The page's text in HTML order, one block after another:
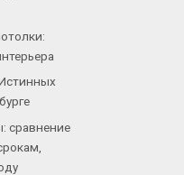
сравнение